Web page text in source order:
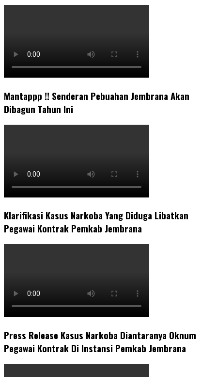
Mantappp !! Senderan Pebuahan Jembrana Akan
Dibagun Tahun Ini
Klarifikasi Kasus Narkoba Yang Diduga Libatkan
Pegawai Kontrak Pemkab Jembrana
Press Release Kasus Narkoba Diantaranya Oknum
Pegawai Kontrak Di Instansi Pemkab Jembrana